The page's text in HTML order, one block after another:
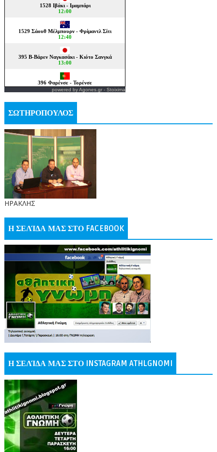
powered byAgones.gr- Stoixima
ΣΩΤΗΡΟΠΟΥΛΟΣ
ΗΡΑΚΛΗΣ
Η ΣΕΛΊΔΑ ΜΑΣ ΣΤΟ FACEBOOK
Η ΣΕΛΊΔΑ ΜΑΣ ΣΤΟ INSTAGRAM ATHLGNOMI